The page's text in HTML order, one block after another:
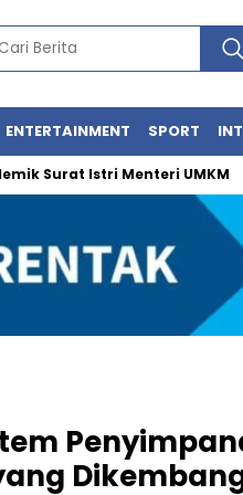
ENTERTAINMENT SPORT
Istri Menteri UMKM